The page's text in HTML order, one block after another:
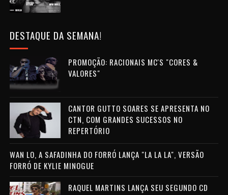
DESTAQUE DA SEMANA!
PROMOÇÃO: RACIONAIS MC'S "CORES &
VALORES"
CANTOR GUTTO SOARES SE APRESENTA NO
CTN, COM GRANDES SUCESSOS NO
REPERTÓRIO
WAN LO, A SAFADINHA DO FORRÓ LANÇA "LA LA LA", VERSÃO
FORRÓ DE KYLIE MINOGUE
RAQUEL MARTINS LANÇA SEU SEGUNDO CD